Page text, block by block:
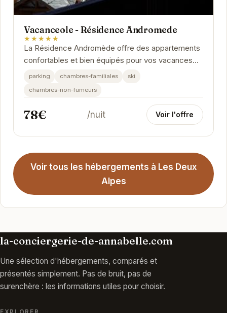
Vacanceole - Résidence Andromede
★★★★★
La Résidence Andromède offre des appartements
confortables et bien équipés pour vos vacances
aux Deux Alpes. Profitez de la proximité des
parking chambres-familiales
ski
chambres-non-fumeurs
78€ /nuit Voir l'offre
Voir tous les hébergements à Les Deux
Alpes
la-conciergerie-de-annabelle.com
Une sélection d'hébergements, comparés et
présentés simplement. Pas de bruit, pas de
surenchère : les informations utiles pour choisir.